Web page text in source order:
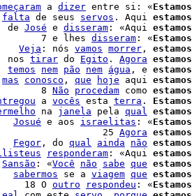
a dizer entre si: «Estamos
falta de seus servos . Aqui estamos
José e disseram : «Aqui estamos
7 e lhes disseram : «Estamos
Veja : nós vamos morrer , estamos
tirar do Egito . Agora estamos
temos nem pão nem água , e estamos
mas conosco , que hoje aqui estamos
8 Não procedam como estamos
a vocês esta terra . Estamos
na janela pela qual estamos
Josué e aos israelitas : «Estamos
25 Agora estamos
Fegor , do qual ainda não estamos
responderam : «Aqui estamos
Sansão : «Você não sabe que estamos
sabermos se a viagem que estamos
18 O outro respondeu : «Estamos